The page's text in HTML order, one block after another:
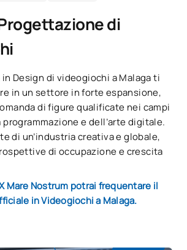
di
Design di videogiochi a Malaga ti
in un settore in forte espansione,
di figure qualificate nei campi
e dell’arte digitale.
di un’industria creativa e globale,
di occupazione e crescita
Mare Nostrum potrai frequentare il
in Videogiochi a Malaga.